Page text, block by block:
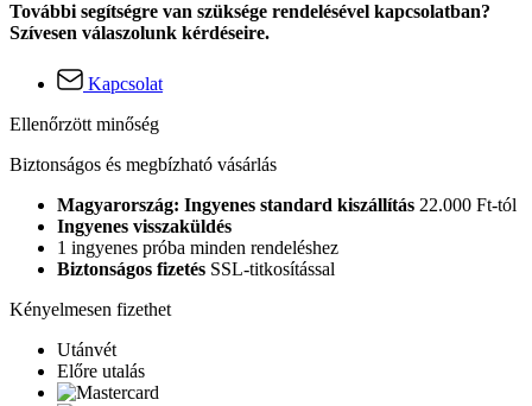
További segítségre van szüksége rendelésével kapcsolatban?
Szívesen válaszolunk kérdéseire.
Kapcsolat
Ellenőrzött minőség
Biztonságos és megbízható vásárlás
Magyarország: Ingyenes standard kiszállítás 22.000 Ft-tól
Ingyenes visszaküldés
1 ingyenes próba minden rendeléshez
Biztonságos fizetés SSL-titkosítással
Kényelmesen fizethet
Utánvét
Előre utalás